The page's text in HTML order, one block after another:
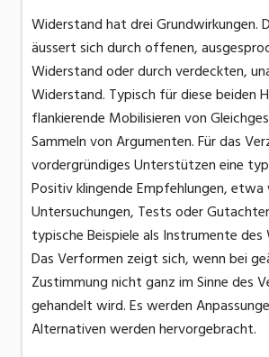
Widerstand hat drei Grundwirkungen.
äussert sich durch offenen,
Widerstand oder durch verdeckten,
Widerstand. Typisch für diese beiden
flankierende Mobilisieren von
Sammeln von Argumenten. Für das
vordergründiges Unterstützen eine
Positiv klingende Empfehlungen,
Untersuchungen, Tests oder
typische Beispiele als Instrumente des
Das Verformen zeigt sich, wenn bei
Zustimmung nicht ganz im Sinne des
gehandelt wird. Es werden
Alternativen werden hervorgebracht.